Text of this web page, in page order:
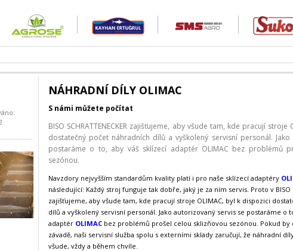
NÁHRADNÍ DÍLY OLIMAC
S námi můžete počítat
BISO SCHRATTENECKER zajišťujeme, aby všude tam, kde pracují
dostatečný počet náhradních dílů a vyškolený servisní personál.
postaráme o to, aby váš sklízecí adaptér OLIMAC bez problémů
sezónou.
Navzdory nejvyšším standardům kvality platí i pro naše sklízecí adaptéry
následující: Každý stroj funguje tak dobře, jaký je za ním servis. Proto v
zajišťujeme, aby všude tam, kde pracují stroje OLIMAC, byl k dispozici
dílů a vyškolený servisní personál. Jako autorizovaný servis se postaráme o
adaptér OLIMAC bez problémů prošel celou sklizňovou sezónou. Pokud by
závadě, naši servisní služba spolu s externími sklady zaručují, že náhradní
všude, vždy a během chvíle.